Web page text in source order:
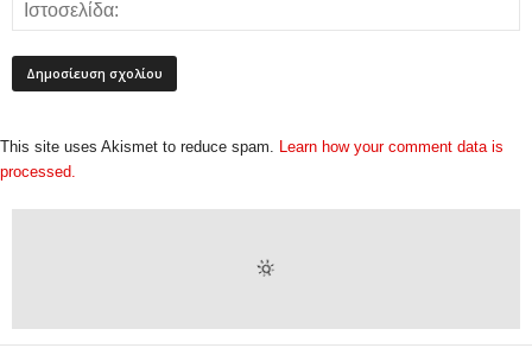
This site uses Akismet to reduce spam. Learn how your comment data is
processed.